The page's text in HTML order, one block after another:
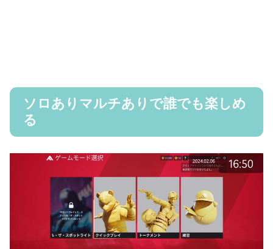
ソロありマルチありで誰でも楽しめ
る